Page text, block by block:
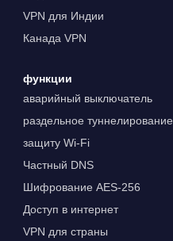
VPN для Индии
Канада VPN
функции
аварийный выключатель
раздельное туннелирование
защиту Wi-Fi
Частный DNS
Шифрование AES-256
Доступ в интернет
VPN для страны